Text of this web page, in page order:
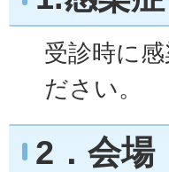
受診時に
ださい。
2．会場